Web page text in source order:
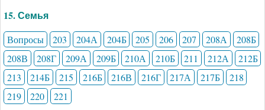
15. Семья
Вопросы 203 204А 204Б 205 206 207 208А
208Б
208В
208Г 209А 209Б 210А 210Б 211 212А
212Б
213
214Б 215 216Б 216В 216Г 217А 217Б
218
219
220 221